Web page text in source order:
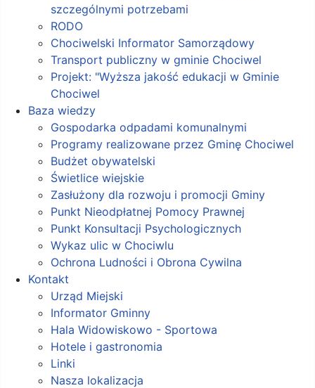
szczególnymi potrzebami
RODO
Chociwelski Informator Samorządowy
Transport publiczny w gminie Chociwel
Projekt: "Wyższa jakość edukacji w Gminie
Chociwel
Baza wiedzy
Gospodarka odpadami komunalnymi
Programy realizowane przez Gminę Chociwel
Budżet obywatelski
Świetlice wiejskie
Zasłużony dla rozwoju i promocji Gminy
Punkt Nieodpłatnej Pomocy Prawnej
Punkt Konsultacji Psychologicznych
Wykaz ulic w Chociwlu
Ochrona Ludności i Obrona Cywilna
Kontakt
Urząd Miejski
Informator Gminny
Hala Widowiskowo - Sportowa
Hotele i gastronomia
Linki
Nasza lokalizacja